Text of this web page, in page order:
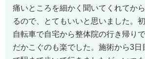
痛いところを細かく聞いてくれてか
るので、とてもいいと思いました。
自転車で自宅から整体院の行き帰り
だかこぐのも楽でした。施術から3日